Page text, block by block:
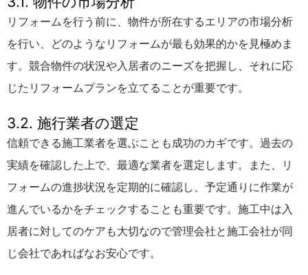
リフォームを行う前に、物件が所在するエリアの市場分析
を行い、どのようなリフォームが最も効果的かを見極めま
す。競合物件の状況や入居者のニーズを把握し、それに応
じたリフォームプランを立てることが重要です。
3.2. 施行業者の選定
信頼できる施工業者を選ぶことも成功のカギです。過去の
実績を確認した上で、最適な業者を選定します。また、リ
フォームの進捗状況を定期的に確認し、予定通りに作業が
進んでいるかをチェックすることも重要です。施工中は入
居者に対してのケアも大切なので管理会社と施工会社が同
じ会社であればなお安心です。